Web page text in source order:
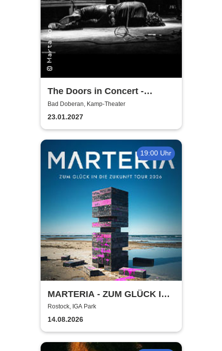
The Doors in Concert -
Authentic Tribute Band
Bad Doberan, Kamp-Theater
23.01.2027
19:00 Uhr
MARTERIA - ZUM GLÜCK IN
DIE ZUKUNFT TOUR 2026
Rostock, IGA Park
14.08.2026